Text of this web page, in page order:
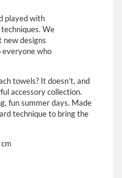
played with
We
new designs
everyone who
towels? It doesn’t, and
accessory collection.
fun summer days. Made
technique to bring the